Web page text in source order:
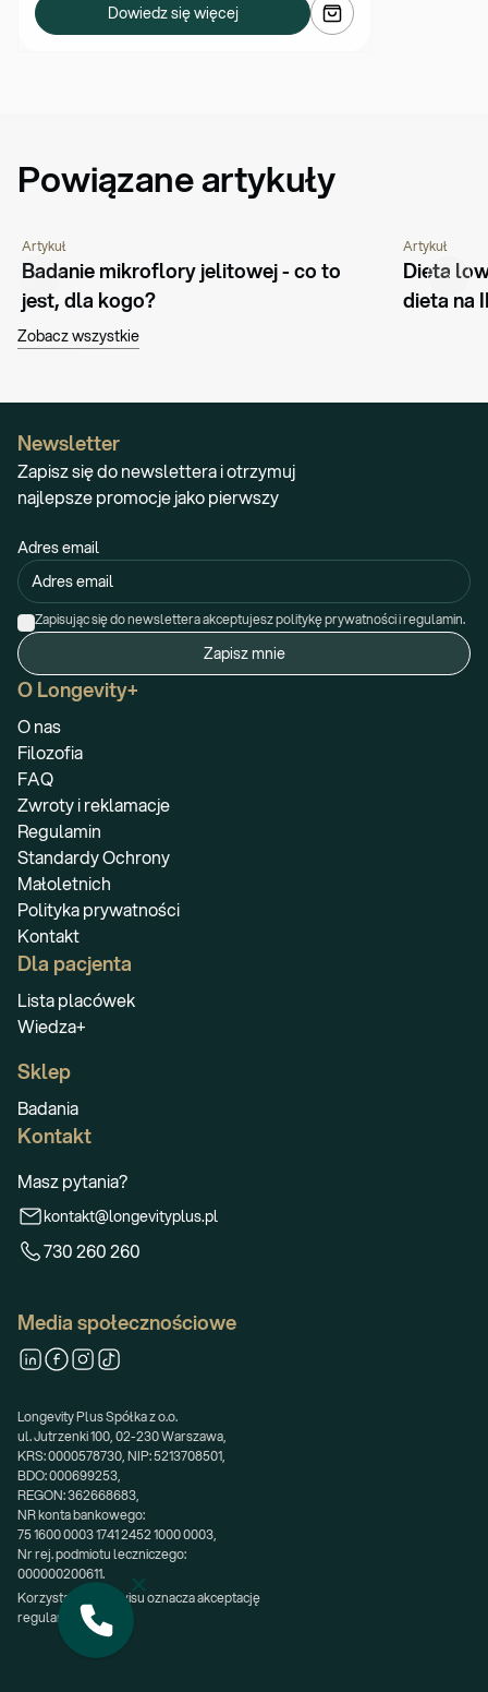
Dowiedz się więcej
Powiązane artykuły
CHOROBY I SCHORZENIA PORADNIK
Artykuł
Badanie mikroflory jelitowej - co to
jest, dla kogo?
CHOROBY I
Artykuł
Dieta
dieta na
Zobacz wszystkie
O Longevity+
O nas
Filozofia
FAQ
Zwroty i reklamacje
Regulamin
Standardy Ochrony
Małoletnich
Polityka prywatności
Kontakt
Dla pacjenta
Lista placówek
Wiedza+
Sklep
Badania
Kontakt
Masz pytania?
kontakt@longevityplus.pl
730 260 260
Media społecznościowe
Longevity Plus Spółka z o.o.
ul. Jutrzenki 100, 02-230 Warszawa,
KRS: 0000578730, NIP: 5213708501,
BDO: 000699253,
REGON: 362668683,
NR konta bankowego:
75 1600 0003 1741 2452 1000 0003,
Nr rej. podmiotu leczniczego:
000000200611.
Korzystanie z serwisu oznacza akceptację
regulaminu.
Newsletter
Zapisz się do newslettera i otrzymuj
najlepsze promocje jako pierwszy
Adres email
Zapisując się do newslettera akceptujesz politykę prywatności i regulamin.
Zapisz mnie